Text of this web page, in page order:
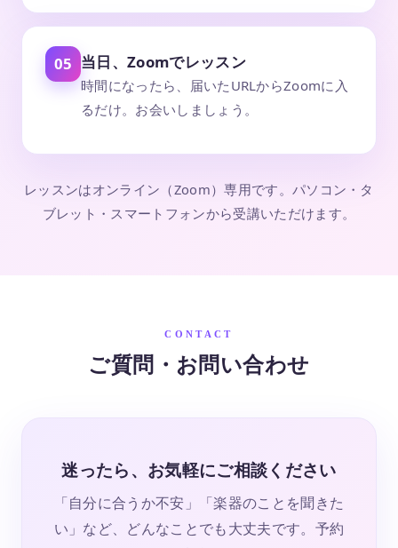
05 当日、Zoomでレッスン
時間になったら、届いたURLからZoomに入
るだけ。お会いしましょう。
レッスンはオンライン（Zoom）専用です。パソコン・タ
ブレット・スマートフォンから受講いただけます。
CONTACT
ご質問・お問い合わせ
迷ったら、お気軽にご相談ください
「自分に合うか不安」「楽器のことを聞きた
い」など、どんなことでも大丈夫です。予約